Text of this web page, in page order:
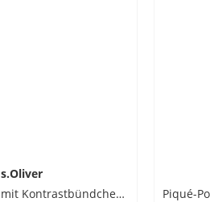
s.Oliver
Piqué-Poloshirt mit Kontrastbündchen und Stretch